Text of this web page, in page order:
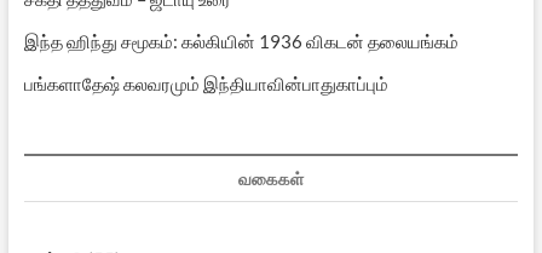
இந்த ஹிந்து சமூகம்: கல்கியின் 1936 விகடன் தலையங்கம்
பங்களாதேஷ் கலவரமும் இந்தியாவின்பாதுகாப்பும்
வகைகள்